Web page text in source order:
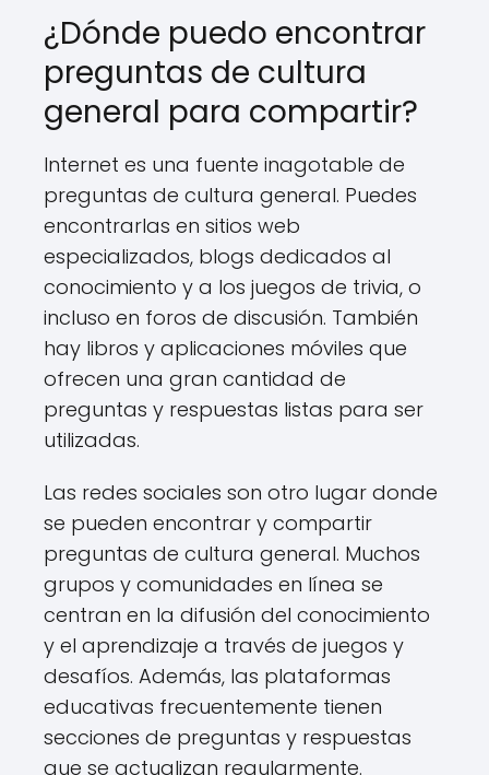
¿Dónde puedo encontrar
preguntas de cultura
general para compartir?
Internet es una fuente inagotable de
preguntas de cultura general. Puedes
encontrarlas en sitios web
especializados, blogs dedicados al
conocimiento y a los juegos de trivia, o
incluso en foros de discusión. También
hay libros y aplicaciones móviles que
ofrecen una gran cantidad de
preguntas y respuestas listas para ser
utilizadas.
Las redes sociales son otro lugar donde
se pueden encontrar y compartir
preguntas de cultura general. Muchos
grupos y comunidades en línea se
centran en la difusión del conocimiento
y el aprendizaje a través de juegos y
desafíos. Además, las plataformas
educativas frecuentemente tienen
secciones de preguntas y respuestas
que se actualizan regularmente.